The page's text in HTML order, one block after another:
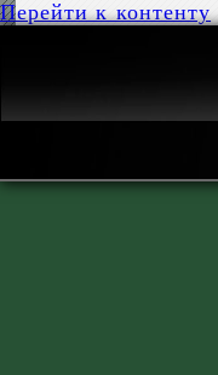
Перейти к контенту